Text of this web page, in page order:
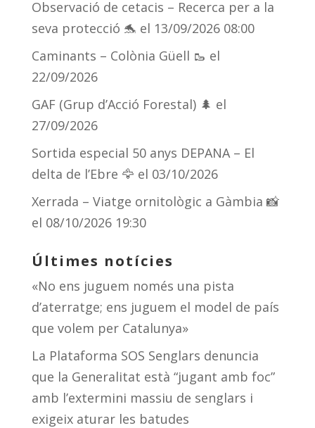
y d
s
a
m
ar
te
ix
Observació de cetacis – Recerca per a la
seva protecció 🐬 el 13/09/2026 08:00
Caminants – Colònia Güell 🥾 el
22/09/2026
GAF (Grup d’Acció Forestal) 🌲 el
27/09/2026
Sortida especial 50 anys DEPANA – El
delta de l’Ebre 🦅 el 03/10/2026
Xerrada – Viatge ornitològic a Gàmbia 📸
el 08/10/2026 19:30
Últimes notícies
«No ens juguem només una pista
d’aterratge; ens juguem el model de país
que volem per Catalunya»
La Plataforma SOS Senglars denuncia
que la Generalitat està “jugant amb foc”
amb l’extermini massiu de senglars i
exigeix aturar les batudes